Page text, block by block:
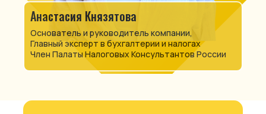
Анастасия Князятова
Основатель и руководитель компании,
Главный эксперт в бухгалтерии и налогах
Член Палаты Налоговых Консультантов России